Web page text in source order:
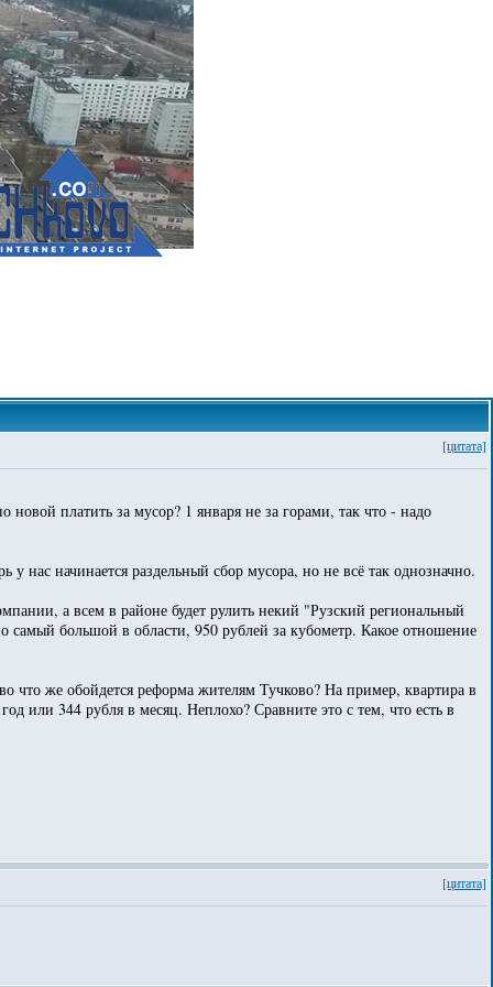
[цитата]
новой платить за мусор? 1 января не за горами, так что - надо
нас начинается раздельный сбор мусора, но не всё так однозначно.
а всем в районе будет рулить некий "Рузский региональный
самый большой в области, 950 рублей за кубометр. Какое отношение
же обойдется реформа жителям Тучково? На пример, квартира в
или 344 рубля в месяц. Неплохо? Сравните это с тем, что есть в
[цитата]